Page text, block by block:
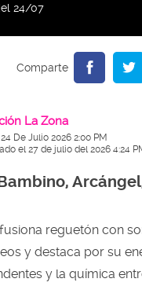
24/07
La Zona
De Julio 2026 2:00 PM
el 27 de julio del 2026 4:24
reguetón con
y destaca por su
y la química